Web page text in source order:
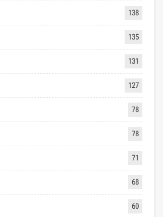
138
135
131
127
78
78
71
68
60